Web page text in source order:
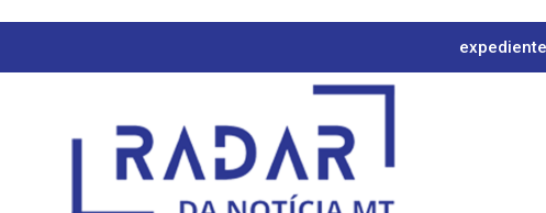
expediente